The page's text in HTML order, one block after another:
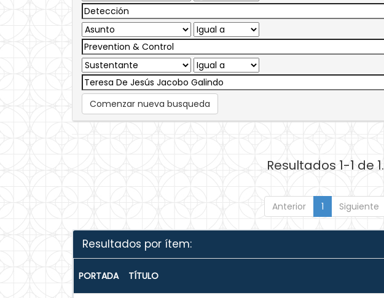
Comenzar nueva busqueda
Resultados 1-1 de 1.
Anterior 1 Siguiente
Resultados por ítem:
PORTADA TÍTULO